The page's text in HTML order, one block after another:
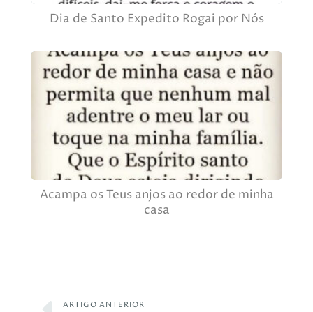
Dia de Santo Expedito Rogai por Nós
Acampa os Teus anjos ao redor de minha
casa
ARTIGO ANTERIOR